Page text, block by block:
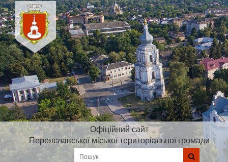
Офіційний сайт
Переяславської міської територіальної громади